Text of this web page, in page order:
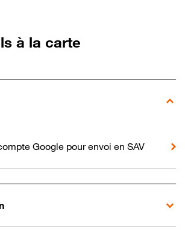
à la carte
Google pour envoi en SAV